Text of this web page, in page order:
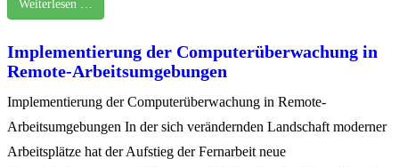
Weiterlesen …
Implementierung der Computerüberwachung in
Remote-Arbeitsumgebungen
Implementierung der Computerüberwachung in Remote-
Arbeitsumgebungen In der sich verändernden Landschaft moderner
Arbeitsplätze hat der Aufstieg der Fernarbeit neue